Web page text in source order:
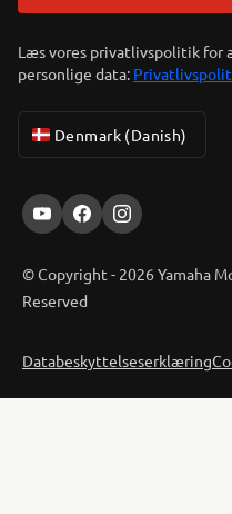
Læs vores privatlivspolitik for
personlige data:
Denmark (Danish)
© Copyright - 2026 Yamaha
Reserved
Databeskyttelseserklæring